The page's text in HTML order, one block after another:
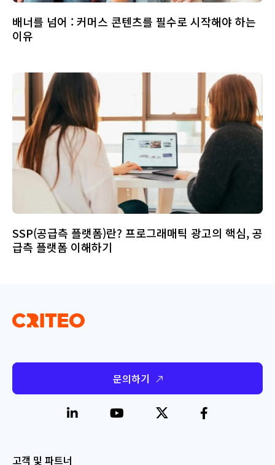
배너를 넘어 : 커머스 콘텐츠를 필수로 시작해야 하는
이유
SSP(공급측 플랫폼)란? 프로그래매틱 광고의 핵심, 공
급측 플랫폼 이해하기
문의하기
고객 및 파트너